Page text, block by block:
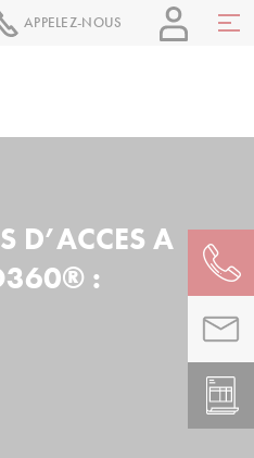
APPELEZ-NOUS
D’ACCES A
: